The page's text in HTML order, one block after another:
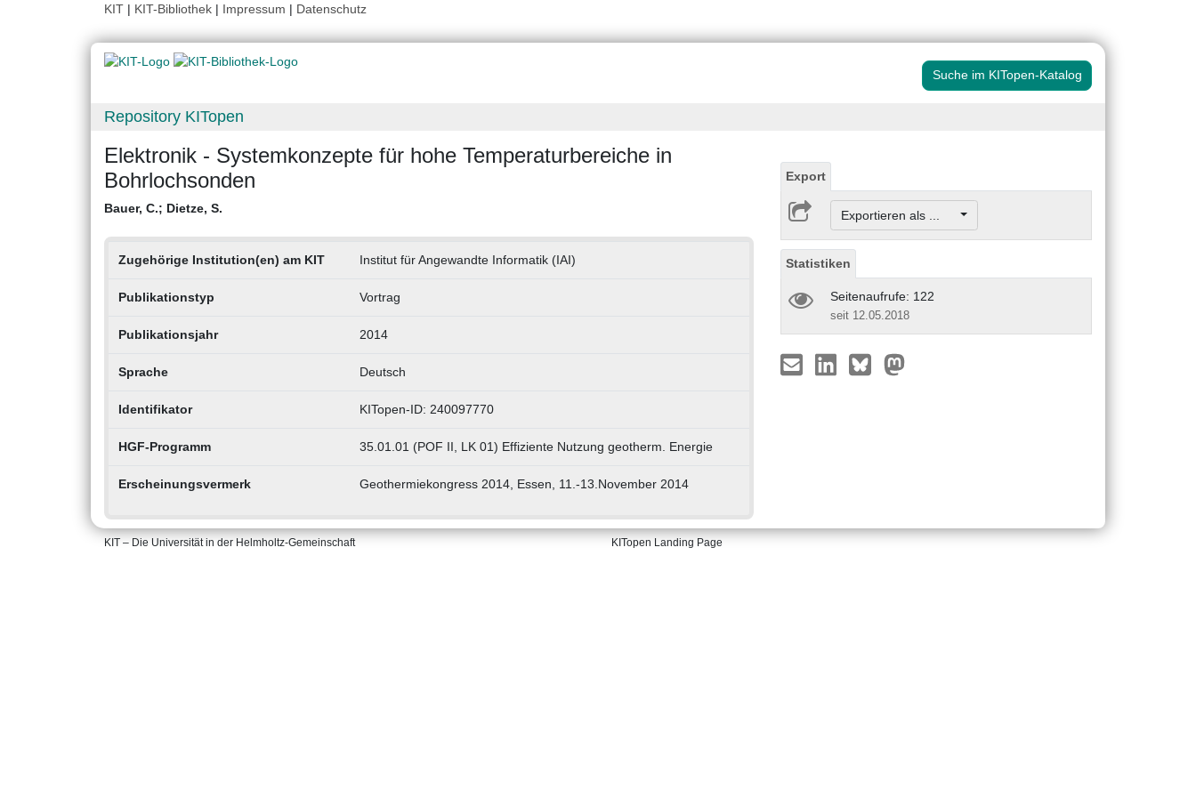
KIT | KIT-Bibliothek | Impressum | Datenschutz
Suche im KITopen-Katalog
Repository KITopen
Elektronik - Systemkonzepte für hohe Temperaturbereiche in
Bohrlochsonden
Bauer, C.; Dietze, S.
Zugehörige Institution(en) am KIT Institut für Angewandte Informatik (IAI)
Publikationstyp Vortrag
Publikationsjahr 2014
Sprache Deutsch
Identifikator KITopen-ID: 240097770
HGF-Programm 35.01.01 (POF II, LK 01) Effiziente Nutzung geotherm. Energie
Erscheinungsvermerk Geothermiekongress 2014, Essen, 11.-13.November 2014
Export
Exportieren als ...
Statistiken
Seitenaufrufe: 122
seit 12.05.2018
KIT – Die Universität in der Helmholtz-Gemeinschaft KITopen Landing Page